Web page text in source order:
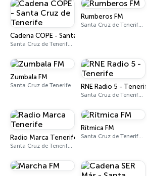
Cadena COPE - Santa Cruz de Tenerife
Santa Cruz de Tenerife 97.1 FM - 882 AM
Rumberos FM
Santa Cruz de Tenerife 99.2 FM
Zumbala FM
Santa Cruz de Tenerife RNE Radio 5 -
Santa Cruz de Tenerife 88.8 FM
Radio Marca Tenerife
Santa Cruz de Tenerife 91.5 FM, 94.5 FM, 97.7 FM
Rítmica FM
Santa Cruz de Tenerife 100.6 FM